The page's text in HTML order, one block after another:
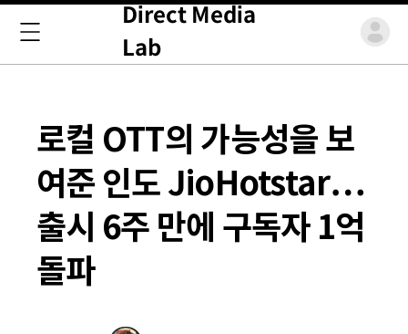
Direct Media
Lab
로컬 OTT의 가능성을 보
여준 인도 JioHotstar…
출시 6주 만에 구독자 1억
돌파